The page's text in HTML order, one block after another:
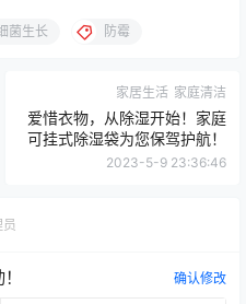
菌生长 防霉
家居生活 家庭清洁
爱惜衣物，从除湿开始！家庭
可挂式除湿袋为您保驾护航！
2023-5-9 23:36:46
确认修改